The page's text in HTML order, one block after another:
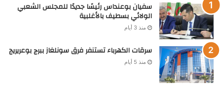
سفيان بوعنداس رئيسًا جديدًا للمجلس الشعبي
الولائي بسطيف بالأغلبية
منذ 3 أيام
سرقات الكهرباء تستنفر فرق سونلغاز ببرج بوعريريج
منذ 5 أيام